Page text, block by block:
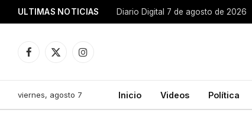
ULTIMAS NOTICIAS Diario Digital 7 de agosto de 2026
Facebook
X
Instagram
viernes, agosto 7 Inicio Videos Política